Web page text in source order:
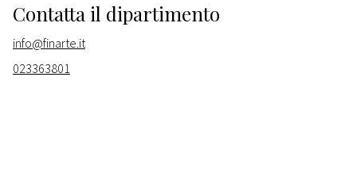
Contatta il dipartimento
info@finarte.it
023363801